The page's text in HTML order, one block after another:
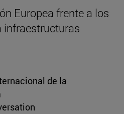
Europea frente a los
infraestructuras
de la